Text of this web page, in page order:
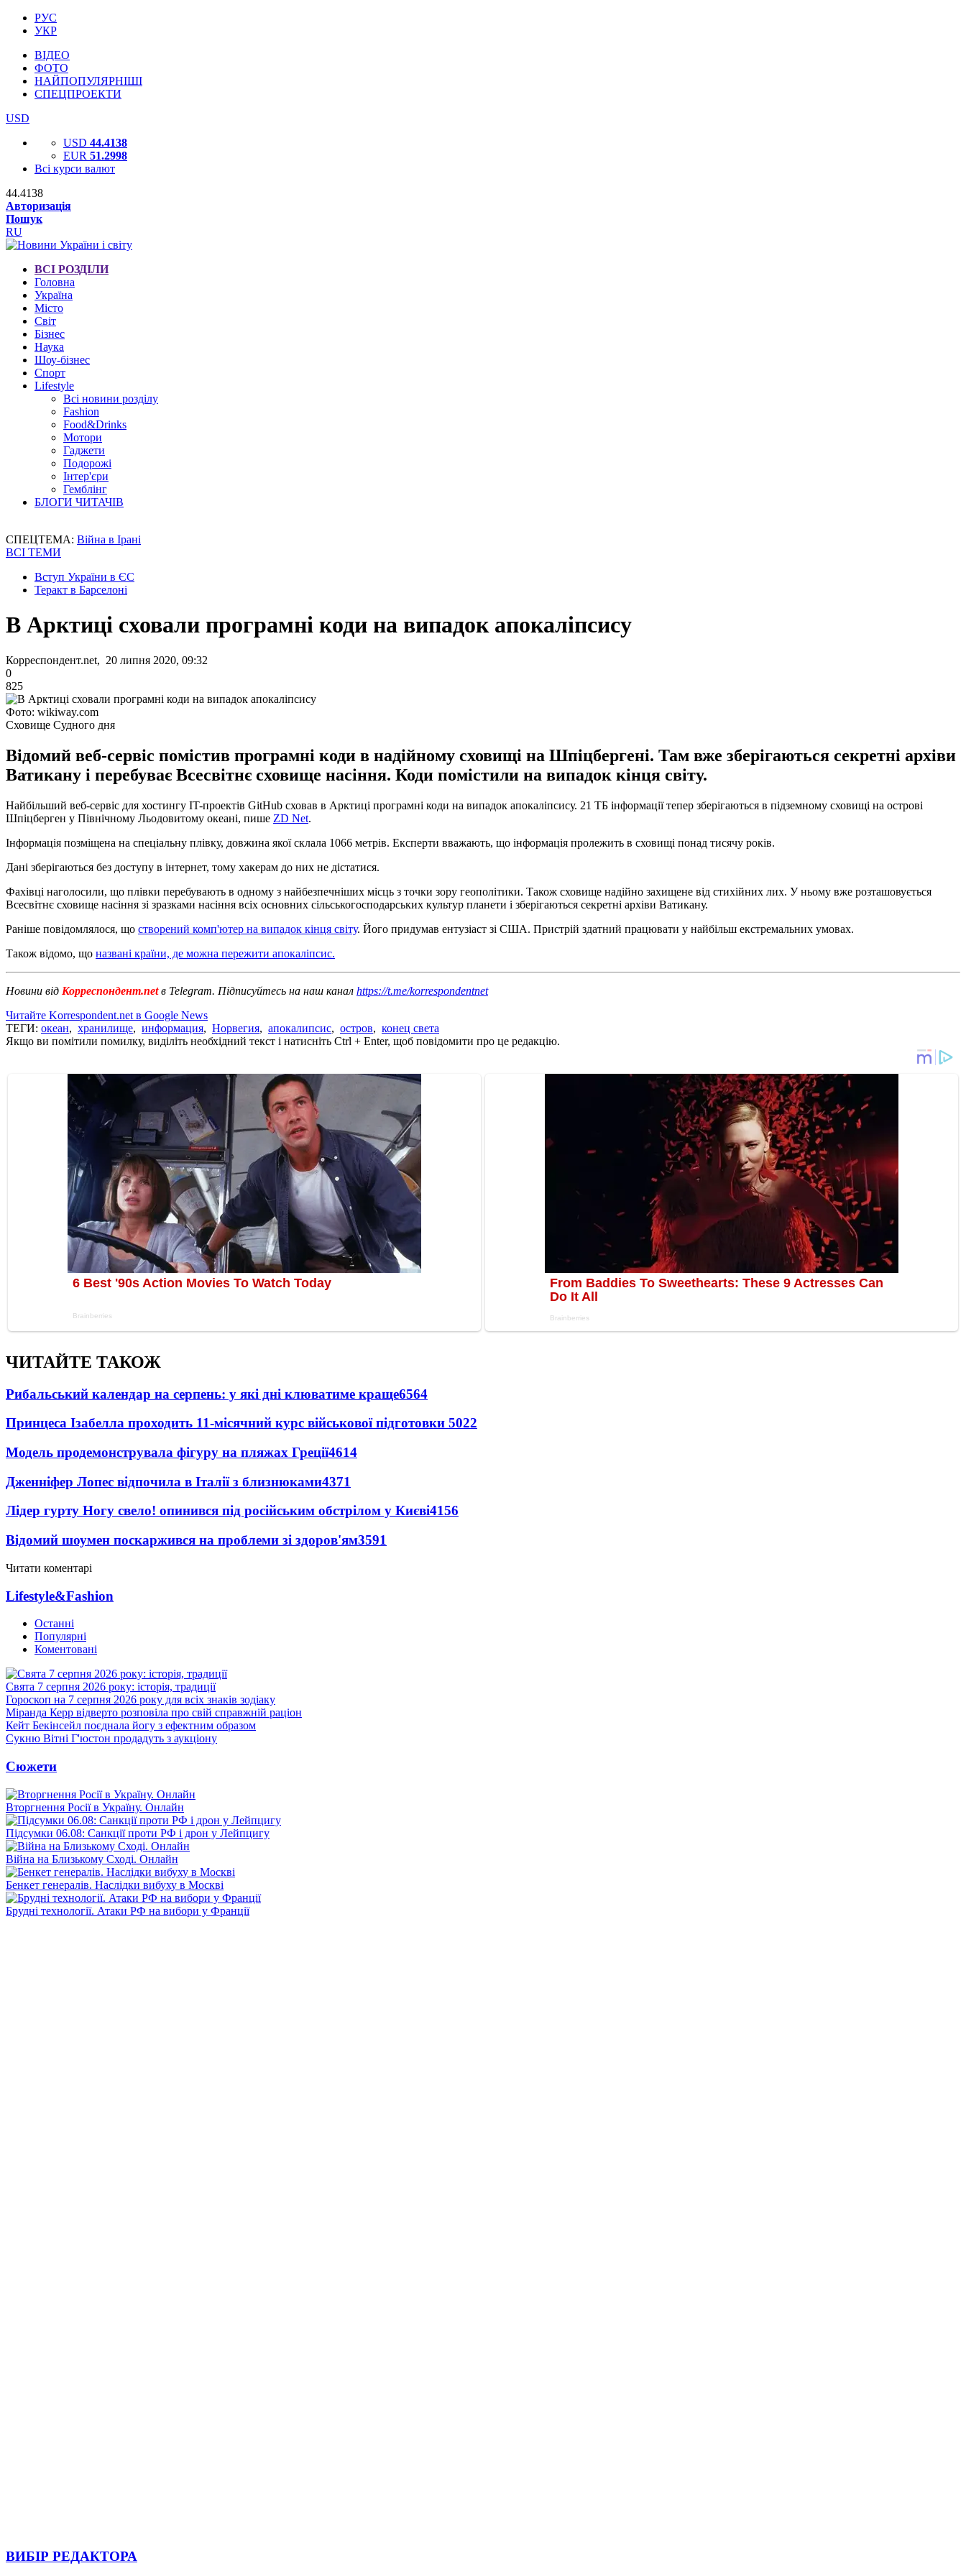
РУС
УКР
ВІДЕО
ФОТО
НАЙПОПУЛЯРНІШІ
СПЕЦПРОЕКТИ
USD
USD 44.4138
EUR 51.2998
Всі курси валют
44.4138
Авторизація
Пошук
RU
ВСІ РОЗДІЛИ
Головна
Україна
Місто
Світ
Бізнес
Наука
Шоу-бізнес
Спорт
Lifestyle
Всі новини розділу
Fashion
Food&Drinks
Мотори
Гаджети
Подорожі
Інтер'єри
Гемблінг
БЛОГИ ЧИТАЧІВ
СПЕЦТЕМА: Війна в Ірані
ВСІ ТЕМИ
Вступ України в ЄС
Теракт в Барселоні
В Арктиці сховали програмні коди на випадок апокаліпсису
Корреспондент.net, 20 липня 2020, 09:32
0
825
Фото: wikiway.com
Сховище Судного дня
Відомий веб-сервіс помістив програмні коди в надійному сховищі на Шпіцбергені. Там вже зберігаються секретні архіви
Ватикану і перебуває Всесвітнє сховище насіння. Коди помістили на випадок кінця світу.
Найбільший веб-сервіс для хостингу IT-проектів GitHub сховав в Арктиці програмні коди на випадок апокаліпсису. 21 ТБ інформації тепер зберігаються в підземному сховищі на острові
Шпіцберген у Північному Льодовитому океані, пише ZD Net.
Інформація позміщена на спеціальну плівку, довжина якої склала 1066 метрів. Експерти вважають, що інформація пролежить в сховищі понад тисячу років.
Дані зберігаються без доступу в інтернет, тому хакерам до них не дістатися.
Фахівці наголосили, що плівки перебувають в одному з найбезпечніших місць з точки зору геополітики. Також сховище надійно захищене від стихійних лих. У ньому вже розташовується
Всесвітнє сховище насіння зі зразками насіння всіх основних сільськогосподарських культур планети і зберігаються секретні архіви Ватикану.
Раніше повідомлялося, що створений комп'ютер на випадок кінця світу. Його придумав ентузіаст зі США. Пристрій здатний працювати у найбільш екстремальних умовах.
Також відомо, що названі країни, де можна пережити апокаліпсис.
Новини від Корреспондент.netв Telegram. Підписуйтесь на наш канал https://t.me/korrespondentnet
Читайте Korrespondent.net в Google News
ТЕГИ: океан, хранилище, информация, Норвегия, апокалипсис, остров, конец света
Якщо ви помітили помилку, виділіть необхідний текст і натисніть Ctrl + Enter, щоб повідомити про це редакцію.
ЧИТАЙТЕ ТАКОЖ
Рибальський календар на серпень: у які дні клюватиме краще6564
Принцеса Ізабелла проходить 11-місячний курс військової підготовки 5022
Модель продемонструвала фігуру на пляжах Греції4614
Дженніфер Лопес відпочила в Італії з близнюками4371
Лідер гурту Ногу свело! опинився під російським обстрілом у Києві4156
Відомий шоумен поскаржився на проблеми зі здоров'ям3591
Читати коментарі
Lifestyle&Fashion
Останні
Популярні
Коментовані
Свята 7 серпня 2026 року: історія, традиції
Гороскоп на 7 серпня 2026 року для всіх знаків зодіаку
Міранда Керр відверто розповіла про свій справжній раціон
Кейт Бекінсейл поєднала йогу з ефектним образом
Сукню Вітні Г'юстон продадуть з аукціону
Сюжети
Вторгнення Росії в Україну. Онлайн
Підсумки 06.08: Санкції проти РФ і дрон у Лейпцигу
Війна на Близькому Сході. Онлайн
Бенкет генералів. Наслідки вибуху в Москві
Брудні технології. Атаки РФ на вибори у Франції
ВИБІР РЕДАКТОРА